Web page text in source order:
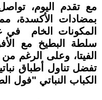
مع تقدم اليوم،
بمضادات الأكسدة،
المكونات الخام في
سلطة البطيخ مع
الفيتا، وعلى الرغم
تفضل تناول أطباق
الكباب النباتي "فول